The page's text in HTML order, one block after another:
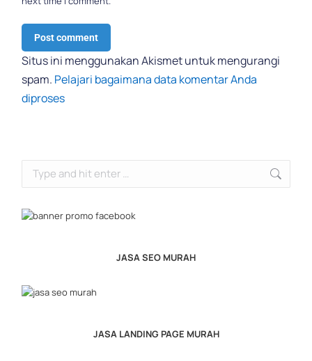
Post comment
Situs ini menggunakan Akismet untuk mengurangi
spam. Pelajari bagaimana data komentar Anda
diproses
JASA SEO MURAH
JASA LANDING PAGE MURAH